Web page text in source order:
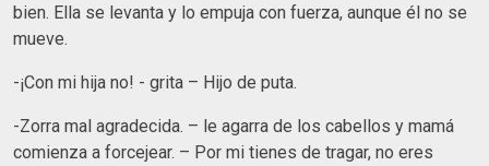
bien. Ella se levanta y lo empuja con fuerza, aunque él no se
mueve.
-¡Con mi hija no! - grita – Hijo de puta.
-Zorra mal agradecida. – le agarra de los cabellos y mamá
comienza a forcejear. – Por mi tienes de tragar, no eres